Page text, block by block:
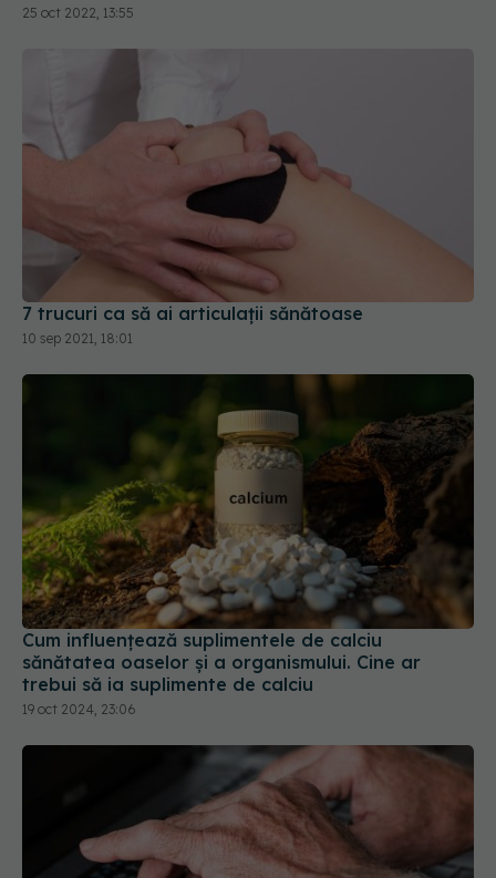
25 oct 2022, 13:55
7 trucuri ca să ai articulații sănătoase
10 sep 2021, 18:01
Cum influențează suplimentele de calciu
sănătatea oaselor și a organismului. Cine ar
trebui să ia suplimente de calciu
19 oct 2024, 23:06